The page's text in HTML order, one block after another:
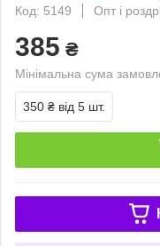
Код: 5149
Опт і
385 ₴
Мінімальна сума
350 ₴ від 5 шт.